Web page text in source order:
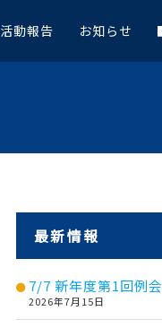
活動報告 お知らせ
最新情報
7/7 新年度第1回例会
2026年7月15日